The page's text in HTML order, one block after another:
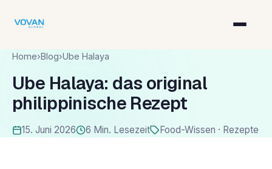
Home›Blog›Ube Halaya
Ube Halaya: das original
philippinische Rezept
15. Juni 2026 6 Min. Lesezeit Food-Wissen · Rezepte